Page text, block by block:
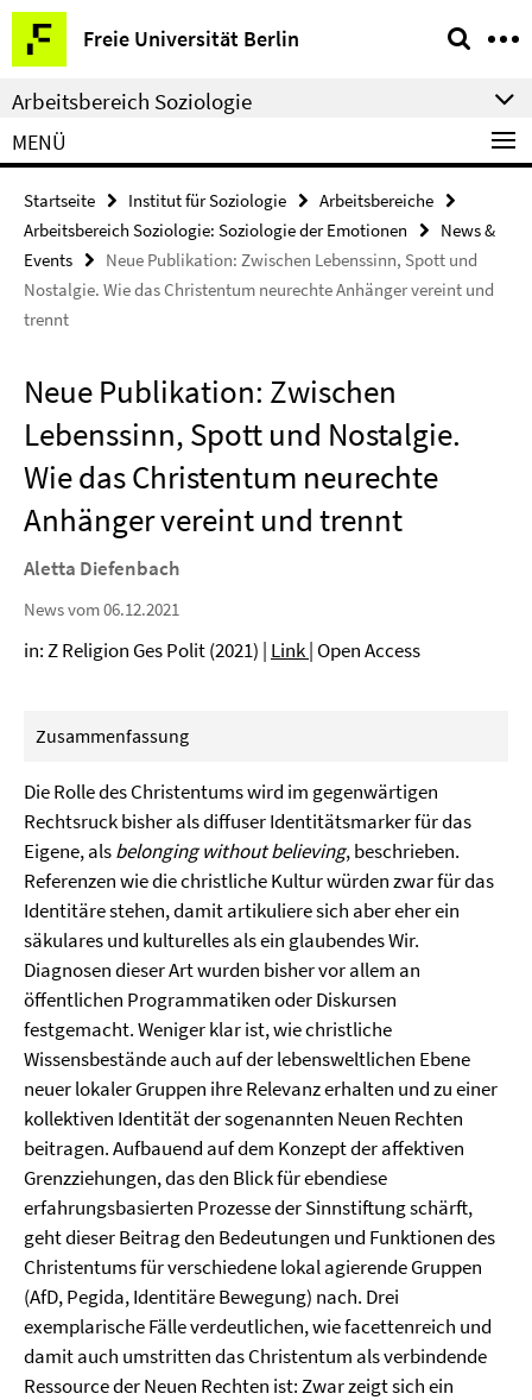
Springe
direkt
zu
Inhalt
Freie Universität Berlin
Service-
Navigation
Arbeitsbereich Soziologie
MENÜ
Startseite Institut für Soziologie
Arbeitsbereiche
Arbeitsbereich Soziologie: Soziologie der Emotionen
News &
Events
Neue Publikation: Zwischen Lebenssinn, Spott und
Nostalgie. Wie das Christentum neurechte Anhänger vereint und
trennt
Neue Publikation: Zwischen
Lebenssinn, Spott und Nostalgie.
Wie das Christentum neurechte
Anhänger vereint und trennt
Aletta Diefenbach
News vom 06.12.2021
in: Z Religion Ges Polit (2021) | Link| Open Access
Zusammenfassung
Die Rolle des Christentums wird im gegenwärtigen
Rechtsruck bisher als diffuser Identitätsmarker für das
Eigene, alsbelonging without believing, beschrieben.
Referenzen wie die christliche Kultur würden zwar für das
Identitäre stehen, damit artikuliere sich aber eher ein
säkulares und kulturelles als ein glaubendes Wir.
Diagnosen dieser Art wurden bisher vor allem an
öffentlichen Programmatiken oder Diskursen
festgemacht. Weniger klar ist, wie christliche
Wissensbestände auch auf der lebensweltlichen Ebene
neuer lokaler Gruppen ihre Relevanz erhalten und zu einer
kollektiven Identität der sogenannten Neuen Rechten
beitragen. Aufbauend auf dem Konzept der affektiven
Grenzziehungen, das den Blick für ebendiese
erfahrungsbasierten Prozesse der Sinnstiftung schärft,
geht dieser Beitrag den Bedeutungen und Funktionen des
Christentums für verschiedene lokal agierende Gruppen
(AfD, Pegida, Identitäre Bewegung) nach. Drei
exemplarische Fälle verdeutlichen, wie facettenreich und
damit auch umstritten das Christentum als verbindende
Ressource der Neuen Rechten ist: Zwar zeigt sich ein